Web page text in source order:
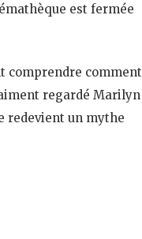
est fermée
comprendre comment
regardé Marilyn
redevient un mythe